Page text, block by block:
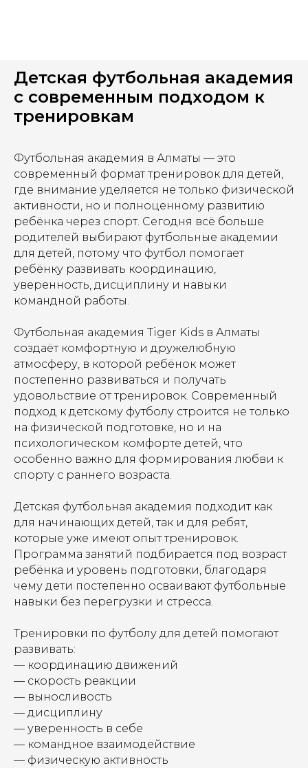
Детская футбольная академия
с современным подходом к
тренировкам
Футбольная академия в Алматы — это
современный формат тренировок для детей,
где внимание уделяется не только физической
активности, но и полноценному развитию
ребёнка через спорт. Сегодня всё больше
родителей выбирают футбольные академии
для детей, потому что футбол помогает
ребёнку развивать координацию,
уверенность, дисциплину и навыки
командной работы.
Футбольная академия Tiger Kids в Алматы
создаёт комфортную и дружелюбную
атмосферу, в которой ребёнок может
постепенно развиваться и получать
удовольствие от тренировок. Современный
подход к детскому футболу строится не только
на физической подготовке, но и на
психологическом комфорте детей, что
особенно важно для формирования любви к
спорту с раннего возраста.
Детская футбольная академия подходит как
для начинающих детей, так и для ребят,
которые уже имеют опыт тренировок.
Программа занятий подбирается под возраст
ребёнка и уровень подготовки, благодаря
чему дети постепенно осваивают футбольные
навыки без перегрузки и стресса.
Тренировки по футболу для детей помогают
развивать:
— координацию движений
— скорость реакции
— выносливость
— дисциплину
— уверенность в себе
— командное взаимодействие
— физическую активность